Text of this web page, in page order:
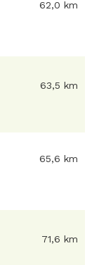
62,0 km
63,5 km
65,6 km
71,6 km